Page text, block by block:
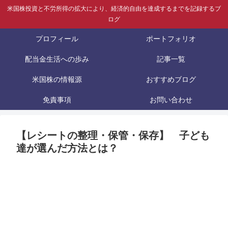
米国株投資と不労所得の拡大により、経済的自由を達成するまでを記録するブ
ログ
プロフィール ポートフォリオ
配当金生活への歩み 記事一覧
米国株の情報源 おすすめブログ
免責事項 お問い合わせ
【レシートの整理・保管・保存】 子ども
達が選んだ方法とは？